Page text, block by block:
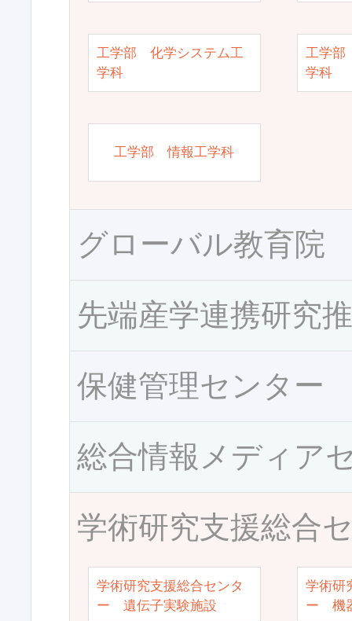
工学部 化学システム工
学科
工学部
学科
工学部 情報工学科
グローバル教育院
先端産学連携研究
保健管理センター
総合情報メディア
学術研究支援総合
学術研究支援総合センタ
ー 遺伝子実験施設
学術研
ー 機